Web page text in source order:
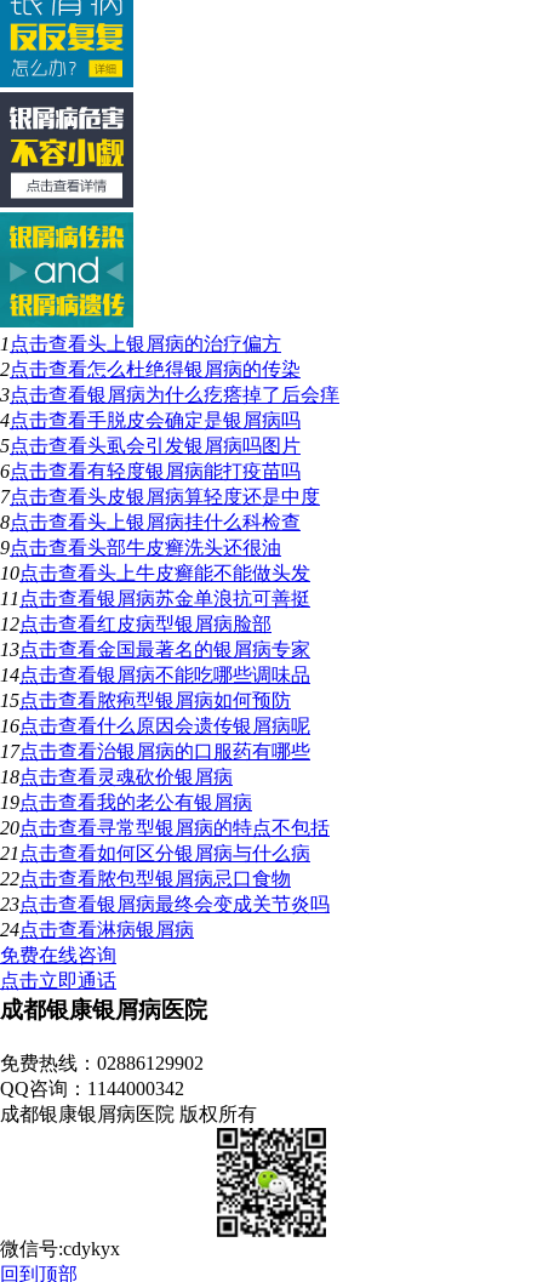
1 点击查看头上银屑病的治疗偏方
2点击查看怎么杜绝得银屑病的传染
3点击查看银屑病为什么疙瘩掉了后会痒
4点击查看手脱皮会确定是银屑病吗
5点击查看头虱会引发银屑病吗图片
6点击查看有轻度银屑病能打疫苗吗
7点击查看头皮银屑病算轻度还是中度
8点击查看头上银屑病挂什么科检查
9点击查看头部牛皮癣洗头还很油
10点击查看头上牛皮癣能不能做头发
11 点击查看银屑病苏金单浪抗可善挺
12点击查看红皮病型银屑病脸部
13点击查看金国最著名的银屑病专家
14点击查看银屑病不能吃哪些调味品
15点击查看脓疱型银屑病如何预防
16点击查看什么原因会遗传银屑病呢
17点击查看治银屑病的口服药有哪些
18点击查看灵魂砍价银屑病
19点击查看我的老公有银屑病
20点击查看寻常型银屑病的特点不包括
21 点击查看如何区分银屑病与什么病
22点击查看脓包型银屑病忌口食物
23点击查看银屑病最终会变成关节炎吗
24点击查看淋病银屑病
免费在线咨询
点击立即通话
成都银康银屑病医院
免费热线：02886129902
QQ咨询：1144000342
成都银康银屑病医院 版权所有
微信号:cdykyx
回到顶部